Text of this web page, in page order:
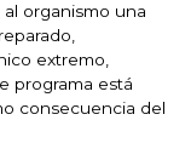
organismo una
extremo,
programa está
consecuencia del